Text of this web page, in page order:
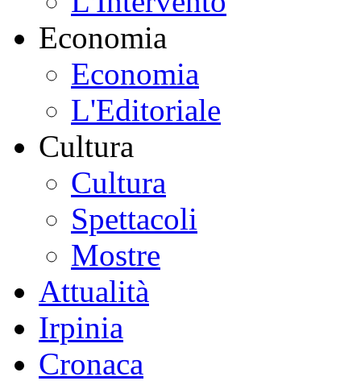
Economia
Economia
L'Editoriale
Cultura
Cultura
Spettacoli
Mostre
Attualità
Irpinia
Cronaca